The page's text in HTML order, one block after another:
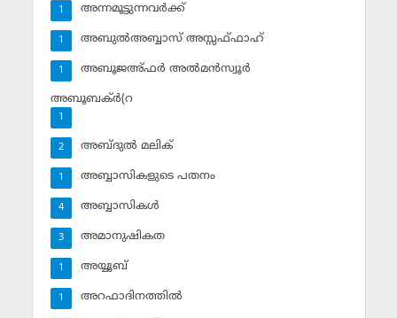
അന്നമൂട്ടുന്നവര്‍ക്ക്
1
അബുല്‍അബ്ബാസ് അസ്സഫ്ഫാഹ്‌
1
അബൂജഅ്ഫര്‍ അല്‍മന്‍സ്വൂര്‍
1
അബൂബക്ര്‍(റ
1
അബ്ദുല്‍ മലിക്‌
2
അബ്ബാസികളുടെ പതനം
1
അബ്ബാസികള്‍
4
അമാനുഷികത
3
അയ്യൂബ്‌
1
അറഫാദിനത്തില്‍
1